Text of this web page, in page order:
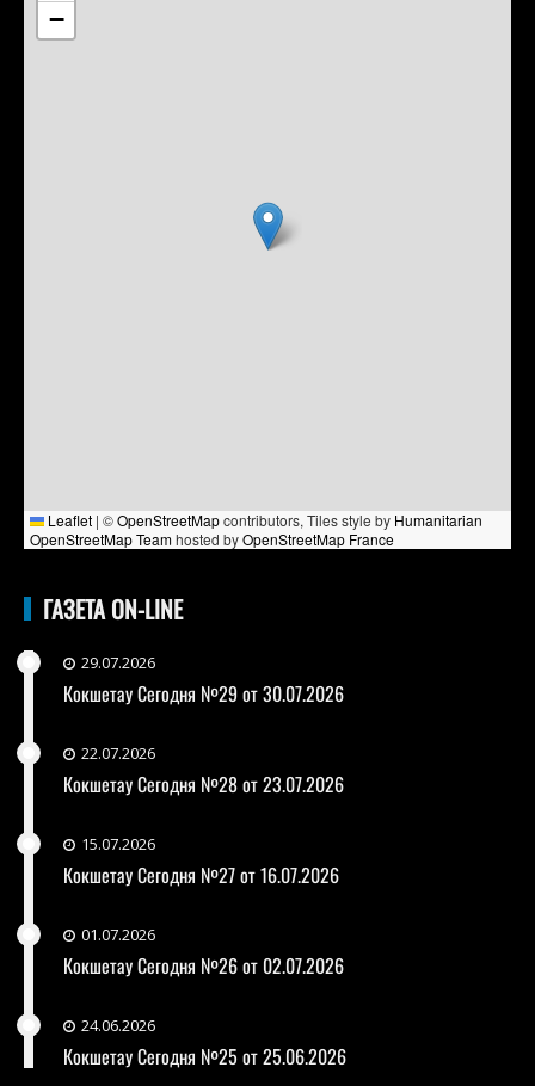
−
Leaflet | ©OpenStreetMapcontributors, Tiles style by Humanitarian
OpenStreetMap Teamhosted byOpenStreetMap France
ГАЗЕТА ON-LINE
29.07.2026
Кокшетау Сегодня №29 от 30.07.2026
22.07.2026
Кокшетау Сегодня №28 от 23.07.2026
15.07.2026
Кокшетау Сегодня №27 от 16.07.2026
01.07.2026
Кокшетау Сегодня №26 от 02.07.2026
24.06.2026
Кокшетау Сегодня №25 от 25.06.2026